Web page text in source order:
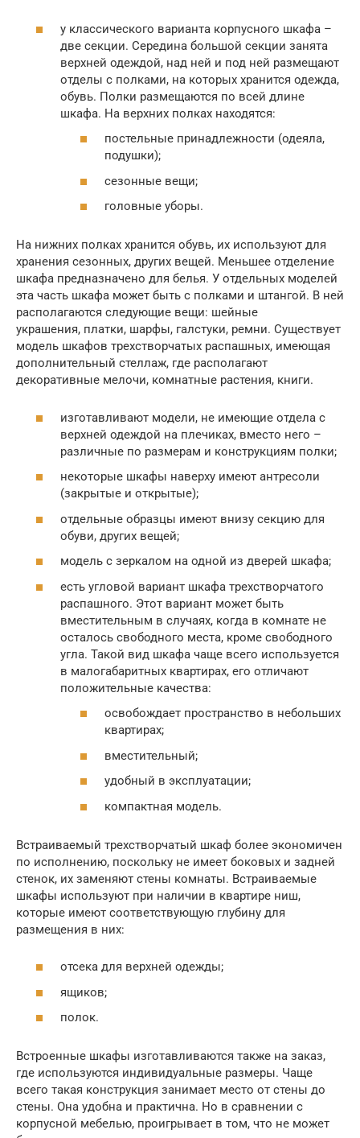
у классического варианта корпусного шкафа –
две секции. Середина большой секции занята
верхней одеждой, над ней и под ней размещают
отделы с полками, на которых хранится одежда,
обувь. Полки размещаются по всей длине
шкафа. На верхних полках находятся:
постельные принадлежности (одеяла,
подушки);
сезонные вещи;
головные уборы.
На нижних полках хранится обувь, их используют для
хранения сезонных, других вещей. Меньшее отделение
шкафа предназначено для белья. У отдельных моделей
эта часть шкафа может быть с полками и штангой. В ней
располагаются следующие вещи: шейные
украшения, платки, шарфы, галстуки, ремни. Существует
модель шкафов трехстворчатых распашных, имеющая
дополнительный стеллаж, где располагают
декоративные мелочи, комнатные растения, книги.
изготавливают модели, не имеющие отдела с
верхней одеждой на плечиках, вместо него –
различные по размерам и конструкциям полки;
некоторые шкафы наверху имеют антресоли
(закрытые и открытые);
отдельные образцы имеют внизу секцию для
обуви, других вещей;
модель с зеркалом на одной из дверей шкафа;
есть угловой вариант шкафа трехстворчатого
распашного. Этот вариант может быть
вместительным в случаях, когда в комнате не
осталось свободного места, кроме свободного
угла. Такой вид шкафа чаще всего используется
в малогабаритных квартирах, его отличают
положительные качества:
освобождает пространство в небольших
квартирах;
вместительный;
удобный в эксплуатации;
компактная модель.
Встраиваемый трехстворчатый шкаф более экономичен
по исполнению, поскольку не имеет боковых и задней
стенок, их заменяют стены комнаты. Встраиваемые
шкафы используют при наличии в квартире ниш,
которые имеют соответствующую глубину для
размещения в них:
отсека для верхней одежды;
ящиков;
полок.
Встроенные шкафы изготавливаются также на заказ,
где используются индивидуальные размеры. Чаще
всего такая конструкция занимает место от стены до
стены. Она удобна и практична. Но в сравнении с
корпусной мебелью, проигрывает в том, что не может